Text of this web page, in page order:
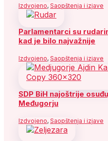
Izdvojeno, Saopštenja i izjave
Parlamentarci su
kad je bilo najvažnije
Izdvojeno, Saopštenja i izjave
SDP BiH najoštrije
Međugorju
Izdvojeno, Saopštenja i izjave